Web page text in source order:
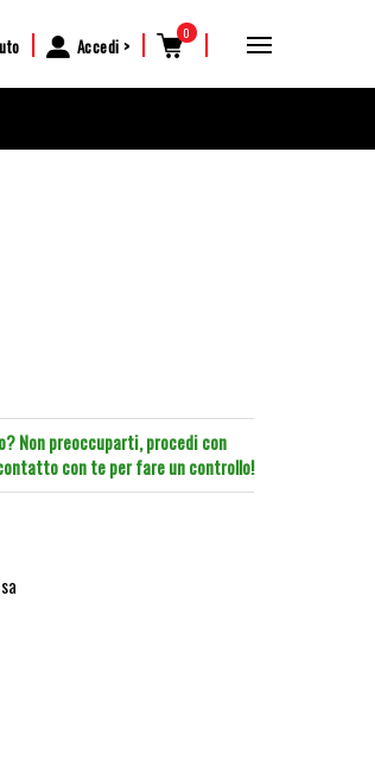
| Accedi | 0 |
Non preoccuparti, procedi con
con te per fare un controllo!